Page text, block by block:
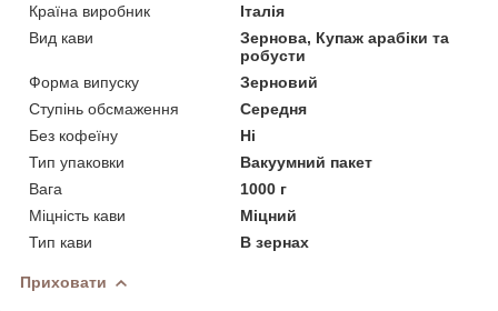
Країна виробник
Італія
Вид кави
Зернова, Купаж арабіки та
робусти
Форма випуску
Зерновий
Ступінь обсмаження
Середня
Без кофеїну
Ні
Тип упаковки
Вакуумний пакет
Вага
1000 г
Міцність кави
Міцний
Тип кави
В зернах
Приховати